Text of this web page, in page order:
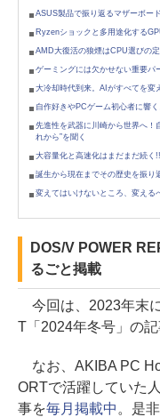
ASUS製品で振り返るマザーボー
Ryzenショックと多用途化する
AMD大復活の狼煙はCPU選びの
ゲーミングには欠かせない重要パ
大冷却時代到来。AIがすべてを変
自作好きやPCゲーム初心者に響
先進性を武器に川崎から世界へ！
れから”を聞く
大容量化と高速化はまだまだ続
誕生から現在までその歴史を振り
変えてはいけないところ、変える
DOS/V POWER
るごと掲載
今回は、2023年末
T「2024年冬号」の
なお、AKIBA PC
ORTで活躍していた
事を毎月掲載中 。是